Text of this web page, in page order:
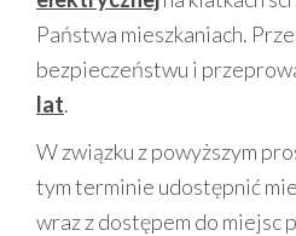
Państwa mieszkaniach.
bezpieczeństwu i
lat.
W związku z powyższym
tym terminie udostępnić
wraz z dostępem do miejsc